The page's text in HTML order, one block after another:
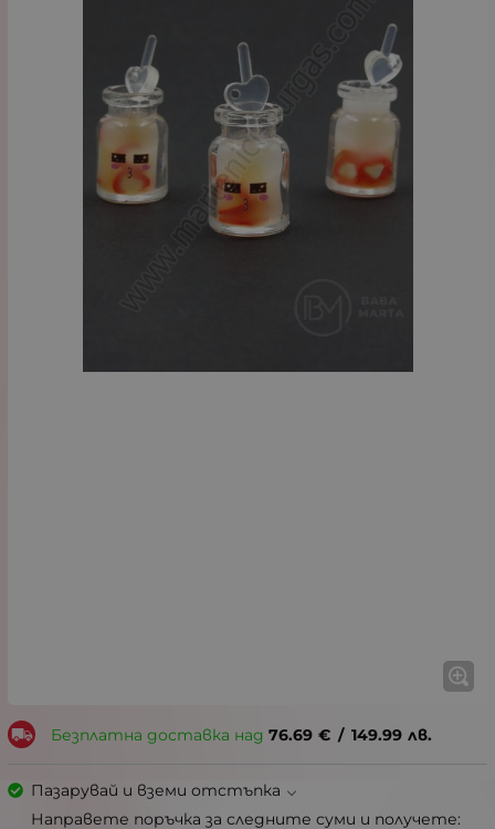
Безплатна доставка над 76.69 € / 149.99 лв.
Пазарувай и вземи отстъпка
Направете поръчка за следните суми и получете: